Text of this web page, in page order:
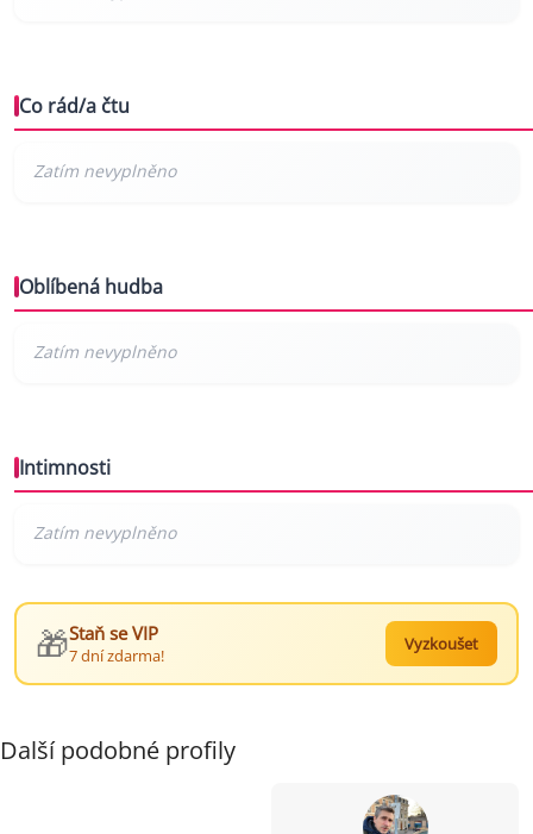
Co rád/a čtu
Oblíbená hudba
Intimnosti
🎁Staň se VIP
7 dní zdarma!
Vyzkoušet
Další podobné profily